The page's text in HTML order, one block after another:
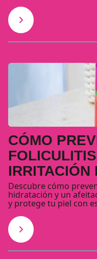
CÓMO
IRRITACIÓN
Descubre cómo
hidratación y un
y protege tu piel con